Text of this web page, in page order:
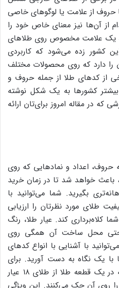
از علامت یا لوگوهای خاصی
از آن‌ها نیز معنای خاص خود را
یک علامت مخصوص روی طلاهای
این کشور زده می‌شود که کاربردی
را دارد که روی محصولات مختلف
از کدهای طلا از جمله حروف و
بیشتر کشورها به یک شکل نوشته
در مقاله امروز برای‌تان ارائه
حروف، اعداد و نمادهایی که روی
باعث خواهد شد تا در زمان خرید
بگیرید. شما می‌توانید با
طلای مورد نظرتان را ارزیابی
کلاه‌برداری کند. عیار طلا، رنگ
محل ساخت آن همگی روی
با آشنایی با انواع کدهای
با یک نگاه به دست آورید. برای
مثال برای نشان دادن این که در یک قطعه طلا از طلای ۱۸ عیار
استفاده شده است عدد ۷۵۰ را روی آن حک می‌کنند. این ویژگی